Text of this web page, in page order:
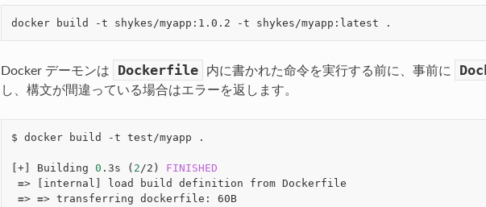
Docker デーモンは Dockerfile 内に書かれた命令を実行する前に、事前に
し、構文が間違っている場合はエラーを返します。
$ docker build -t test/myapp .
+] Building 0 .3s ( 2/2 )
FINISHED
=> internal load build definition from
=> => transferring dockerfile: